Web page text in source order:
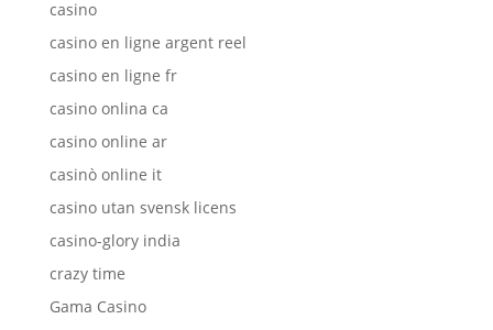
casino
casino en ligne argent reel
casino en ligne fr
casino onlina ca
casino online ar
casinò online it
casino utan svensk licens
casino-glory india
crazy time
Gama Casino